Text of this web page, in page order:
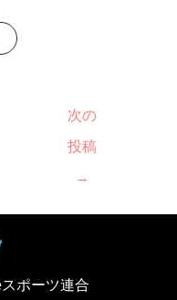
次の
投稿
→
ポーツ連合